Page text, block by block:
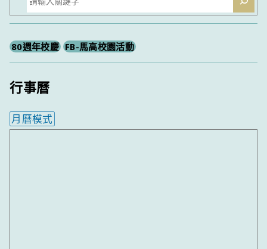
尋
80週年校慶 FB-馬高校園活動
行事曆
月曆模式